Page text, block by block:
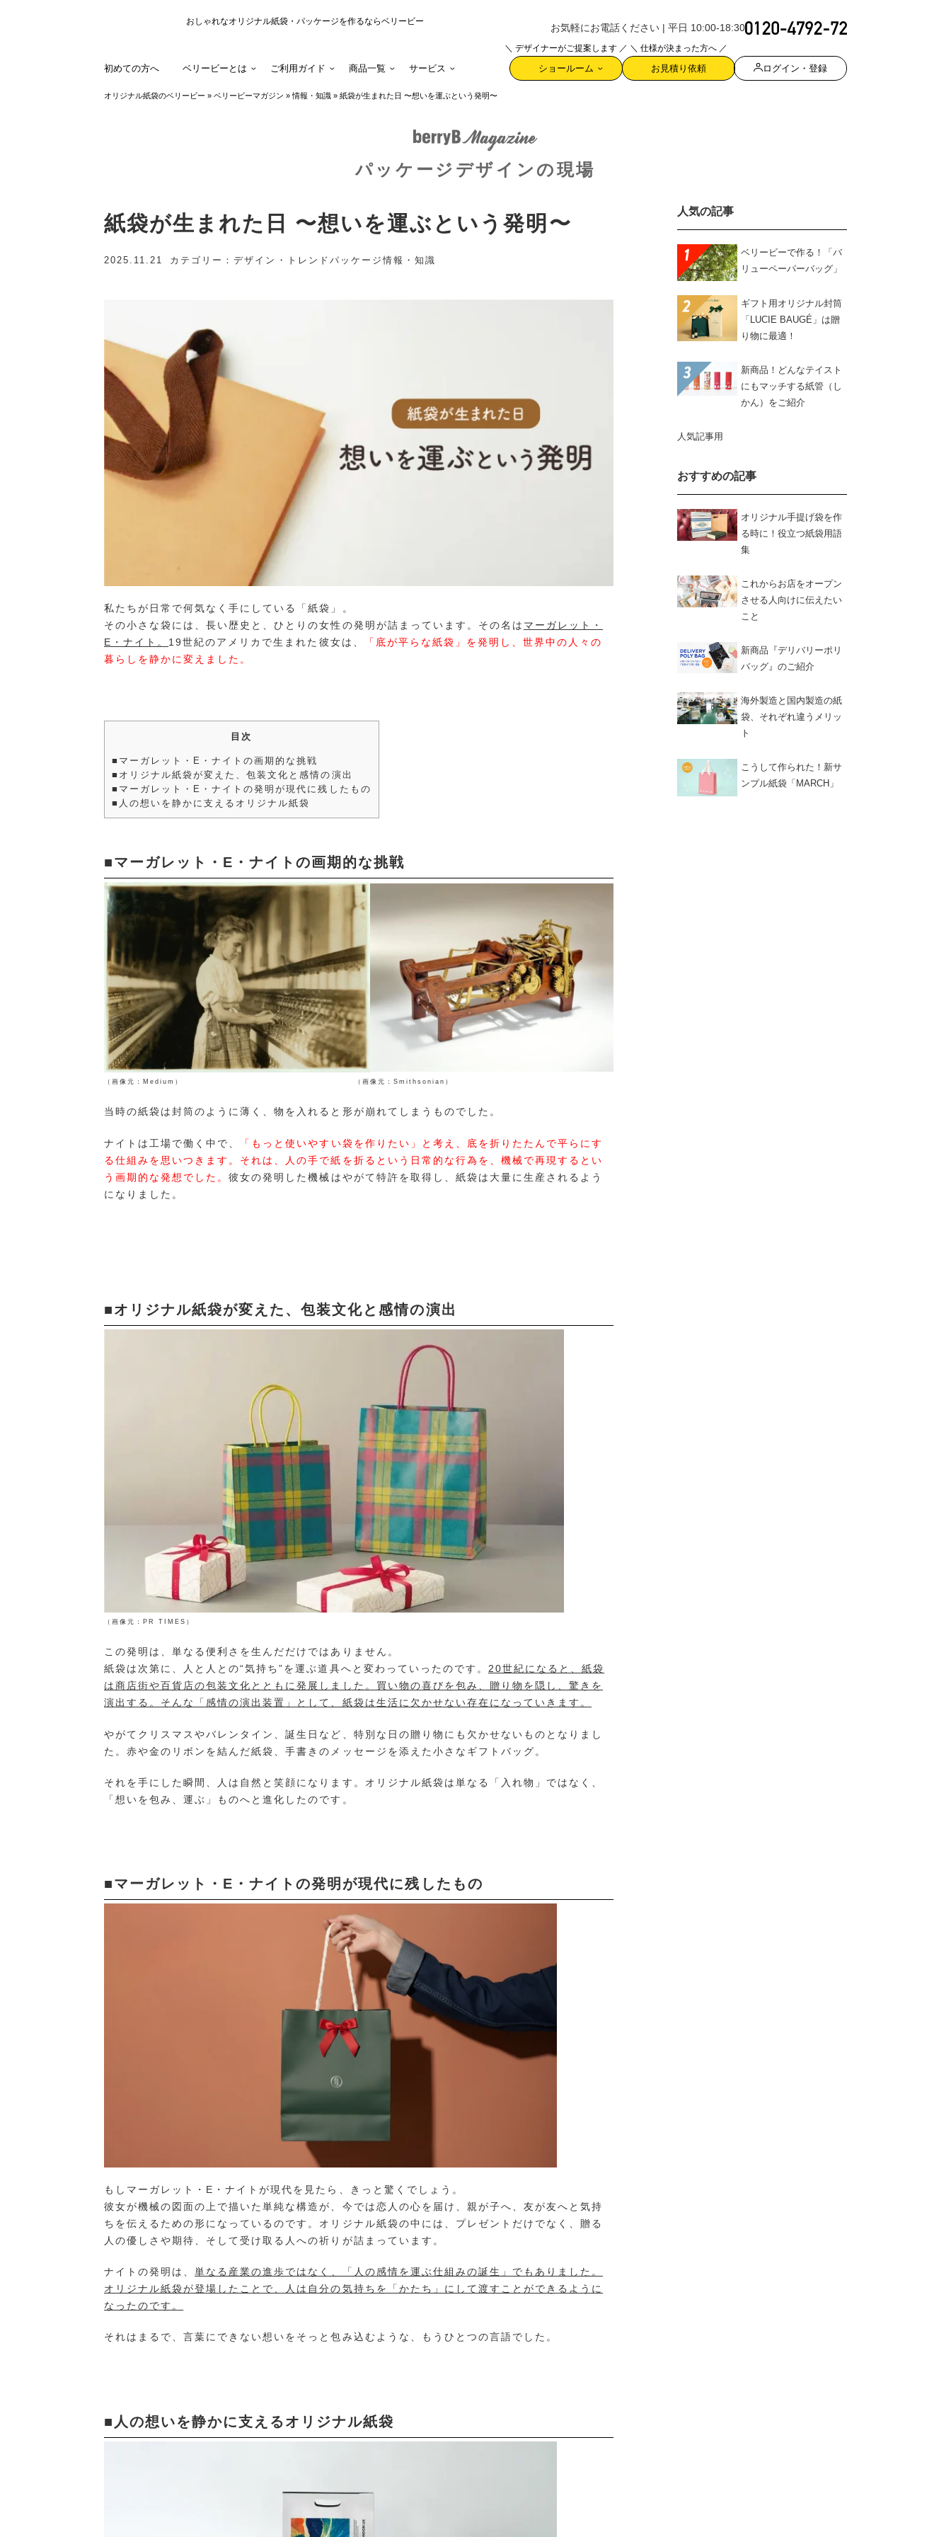
おしゃれなオリジナル紙袋・パッケージを作るならベリービー
お気軽にお電話ください | 平日 10:00-18:30
初めての方へ ベリービーとは ご利用ガイド 商品一覧 サービス
＼ デザイナーがご提案します ／
ショールーム
＼ 仕様が決まった方へ ／
お見積り依頼 ログイン・登録
オリジナル紙袋のベリービー » ベリービーマガジン »情報・知識 » 紙袋が生まれた日 〜想いを運ぶという発明〜
パッケージデザインの現場
紙袋が生まれた日 〜想いを運ぶという発明〜
2025.11.21 カテゴリー デザイン・トレンド パッケージ情報・知識
私たちが日常で何気なく手にしている「紙袋」。
その小さな袋には、長い歴史と、ひとりの女性の発明が詰まっています。その名は マーガレット・
E・ナイト。 19世紀のアメリカで生まれた彼女は、
「底が平らな紙袋」を発明し、世界中の人々の
暮らしを静かに変えました。
目次
■マーガレット・E・ナイトの画期的な挑戦
■オリジナル紙袋が変えた、包装文化と感情の演出
■マーガレット・E・ナイトの発明が現代に残したもの
■人の想いを静かに支えるオリジナル紙袋
■マーガレット・E・ナイトの画期的な挑戦
（画像元：Medium） （画像元：Smithsonian）
当時の紙袋は封筒のように薄く、物を入れると形が崩れてしまうものでした。
ナイトは工場で働く中で、
「もっと使いやすい袋を作りたい」と考え、底を折りたたんで平らにす
る仕組みを思いつきます。それは、人の手で紙を折るという日常的な行為を、機械で再現するとい
う画期的な発想でした。彼女の発明した機械はやがて特許を取得し、紙袋は大量に生産されるよう
になりました。
■オリジナル紙袋が変えた、包装文化と感情の演出
（画像元：PR TIMES）
この発明は、単なる便利さを生んだだけではありません。
紙袋は次第に、人と人との“気持ち”を運ぶ道具へと変わっていったのです。 20世紀になると、紙袋
は商店街や百貨店の包装文化とともに発展しました。買い物の喜びを包み、贈り物を隠し、驚きを
演出する。そんな「感情の演出装置」として、紙袋は生活に欠かせない存在になっていきます。
やがてクリスマスやバレンタイン、誕生日など、特別な日の贈り物にも欠かせないものとなりまし
た。赤や金のリボンを結んだ紙袋、手書きのメッセージを添えた小さなギフトバッグ。
それを手にした瞬間、人は自然と笑顔になります。オリジナル紙袋は単なる「入れ物」ではなく、
「想いを包み、運ぶ」ものへと進化したのです。
■マーガレット・E・ナイトの発明が現代に残したもの
もしマーガレット・E・ナイトが現代を見たら、きっと驚くでしょう。
彼女が機械の図面の上で描いた単純な構造が、今では恋人の心を届け、親が子へ、友が友へと気持
ちを伝えるための形になっているのです。オリジナル紙袋の中には、プレゼントだけでなく、贈る
人の優しさや期待、そして受け取る人への祈りが詰まっています。
ナイトの発明は、単なる産業の進歩ではなく、「人の感情を運ぶ仕組みの誕生」でもありました。
オリジナル紙袋が登場したことで、人は自分の気持ちを「かたち」にして渡すことができるように
なったのです。
それはまるで、言葉にできない想いをそっと包み込むような、もうひとつの言語でした。
■人の想いを静かに支えるオリジナル紙袋
人気の記事
ベリービーで作る！「バ
リューペーパーバッグ」
ギフト用オリジナル封筒
「LUCIE BAUGÉ」は贈
り物に最適！
新商品！どんなテイスト
にもマッチする紙管（し
かん）をご紹介
人気記事用
おすすめの記事
オリジナル手提げ袋を作
る時に！役立つ紙袋用語
集
これからお店をオープン
させる人向けに伝えたい
こと
新商品『デリバリーポリ
バッグ』のご紹介
海外製造と国内製造の紙
袋、それぞれ違うメリッ
ト
こうして作られた！新サ
ンプル紙袋「MARCH」